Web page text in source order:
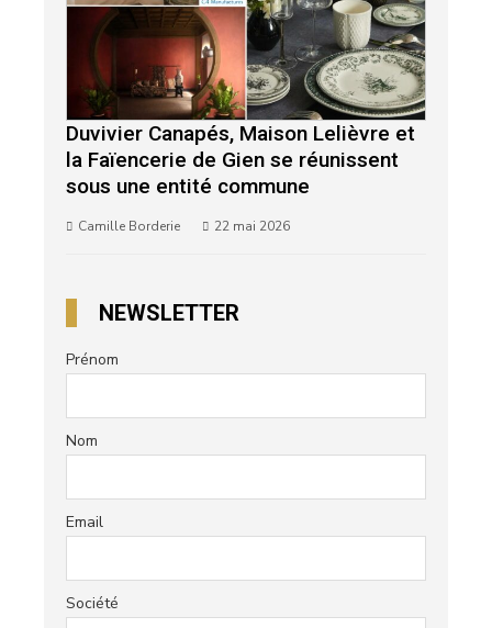
Duvivier Canapés, Maison Lelièvre et
la Faïencerie de Gien se réunissent
sous une entité commune
Camille Borderie 22 mai 2026
NEWSLETTER
Prénom
Nom
Email
Société